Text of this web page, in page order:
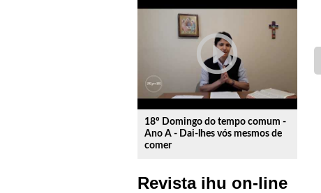
play_circle_outline
18º Domingo do tempo comum -
Ano A - Dai-lhes vós mesmos de
comer
Revista ihu on-line